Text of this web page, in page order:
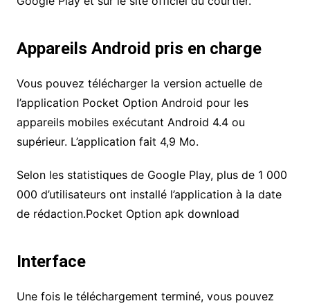
Appareils Android pris en charge
Vous pouvez télécharger la version actuelle de
l’application Pocket Option Android pour les
appareils mobiles exécutant Android 4.4 ou
supérieur. L’application fait 4,9 Mo.
Selon les statistiques de Google Play, plus de 1 000
000 d’utilisateurs ont installé l’application à la date
de rédaction.Pocket Option apk download
Interface
Une fois le téléchargement terminé, vous pouvez